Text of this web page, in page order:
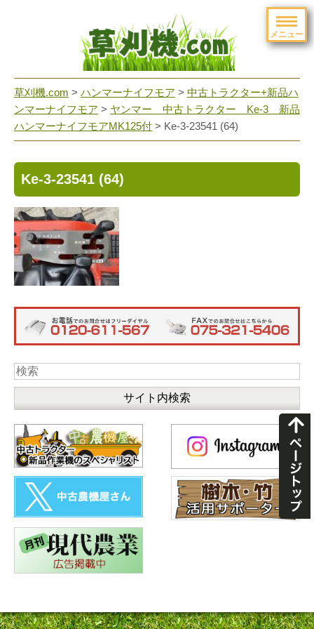
メニュー
草刈機.com > ハンマーナイフモア > 中古トラクター+新品ハ
ンマーナイフモア > ヤンマー 中古トラクター Ke-3 新品
ハンマーナイフモアMK125付 > Ke-3-23541 (64)
Ke-3-23541 (64)